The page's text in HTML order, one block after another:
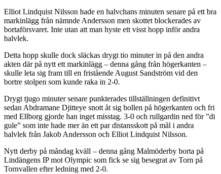
Elliot Lindquist Nilsson hade en halvchans minuten senare på ett bra
markinlägg från nämnde Andersson men skottet blockerades av
bortaförsvaret. Inte utan att man hyste ett visst hopp inför andra
halvlek.
Detta hopp skulle dock släckas drygt tio minuter in på den andra
akten där på nytt ett markinlägg – denna gång från högerkanten –
skulle leta sig fram till en fristående August Sandström vid den
bortre stolpen som kunde raka in 2-0.
Drygt tjugo minuter senare punkterades tillställningen definitivt
sedan Abdramane Djitteye snott åt sig bollen på högerkanten och fri
med Ellborg gjorde han inget misstag. 3-0 och rullgardin ned för ”di
gule” som inte hade mer än ett par distansskott på mål i andra
halvlek från Jakob Andersson och Elliot Lindquist Nilsson.
Nytt derby på måndag kväll – denna gång Malmöderby borta på
Lindängens IP mot Olympic som fick se sig besegrat av Torn på
Tornvallen efter ledning med 2-0.